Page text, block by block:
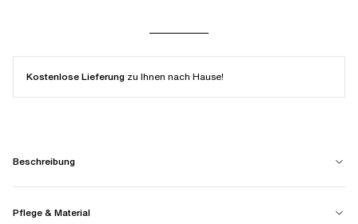
Kostenlose Lieferung zu Ihnen nach Hause!
Beschreibung
Pflege & Material